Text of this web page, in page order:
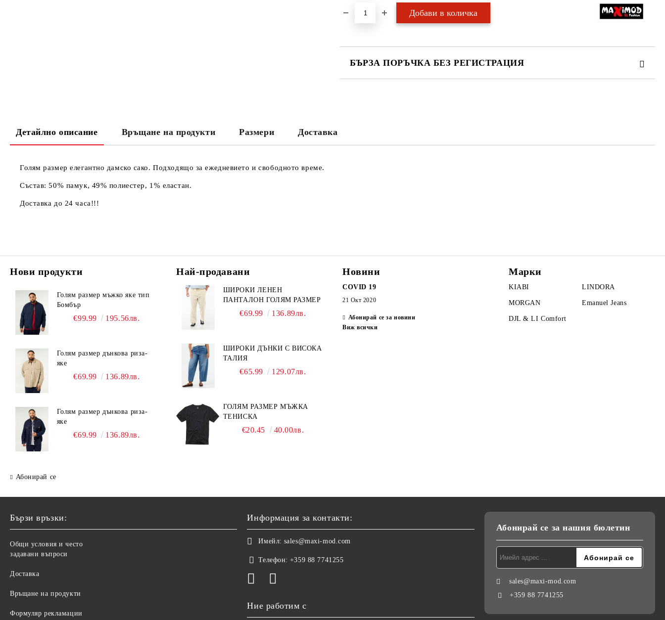
БЪРЗА ПОРЪЧКА БЕЗ РЕГИСТРАЦИЯ
Детайлно описание Връщане на продукти Размери Доставка
Голям размер елегантно дамско сако. Подходящо за ежедневието и свободното време.
Състав: 50% памук, 49% полиестер, 1% еластан.
Доставка до 24 часа!!!
Нови продукти
Голям размер мъжко яке тип
Бомбър
€99.99 195.56лв.
Голям размер дънкова риза-
яке
€69.99 136.89лв.
Голям размер дънкова риза-
яке
€69.99 136.89лв.
Абонирай се
Най-продавани
ШИРОКИ ЛЕНЕН
ПАНТАЛОН ГОЛЯМ РАЗМЕР
€69.99 136.89лв.
ШИРОКИ ДЪНКИ С ВИСОКА
ТАЛИЯ
€65.99 129.07лв.
ГОЛЯМ РАЗМЕР МЪЖКА
ТЕНИСКА
€20.45 40.00лв.
Новини
COVID 19
21 Окт 2020
Абонирай се за новини
Виж всички
Марки
KIABI LINDORA
MORGAN Emanuel Jeans
DJL & LI Comfort
Бързи връзки:
Общи условия и често
задавани въпроси
Доставка
Връщане на продукти
Формуляр рекламации
Информация за контакти:
Имейл: sales@maxi-mod.com
Телефон: +359 88 7741255
Ние работим с
Абонирай се за нашия бюлетин
sales@maxi-mod.com
+359 88 7741255